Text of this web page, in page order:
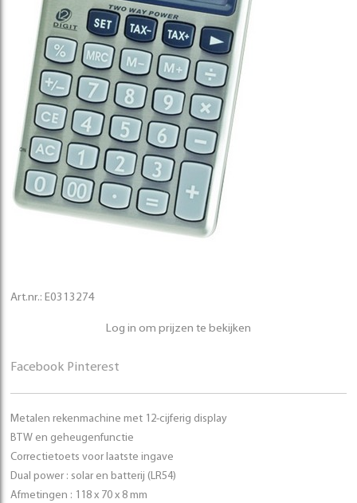
Art.nr.: E0313274
Log in om prijzen te bekijken
Facebook Pinterest
Metalen rekenmachine met 12-cijferig display
BTW en geheugenfunctie
Correctietoets voor laatste ingave
Dual power : solar en batterij (LR54)
Afmetingen : 118 x 70 x 8 mm